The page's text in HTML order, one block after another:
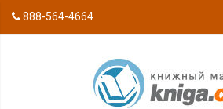
888-564-4664